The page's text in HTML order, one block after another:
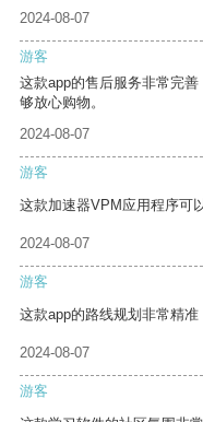
2024-08-07
游客
这款app的售后服务非常完
够放心购物。
2024-08-07
游客
这款加速器VPM应用程序可
2024-08-07
游客
这款app的路线规划非常精准
2024-08-07
游客